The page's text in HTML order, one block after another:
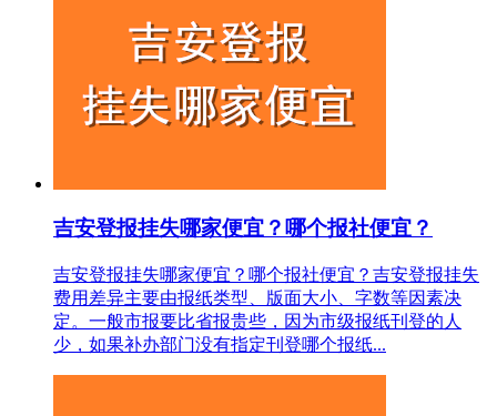
吉安登报挂失哪家便宜？哪个报社便宜？
吉安登报挂失哪家便宜？哪个报社便宜？吉安登报挂失
费用差异主要由报纸类型、版面大小、字数等因素决
定。一般市报要比省报贵些，因为市级报纸刊登的人
少，如果补办部门没有指定刊登哪个报纸...